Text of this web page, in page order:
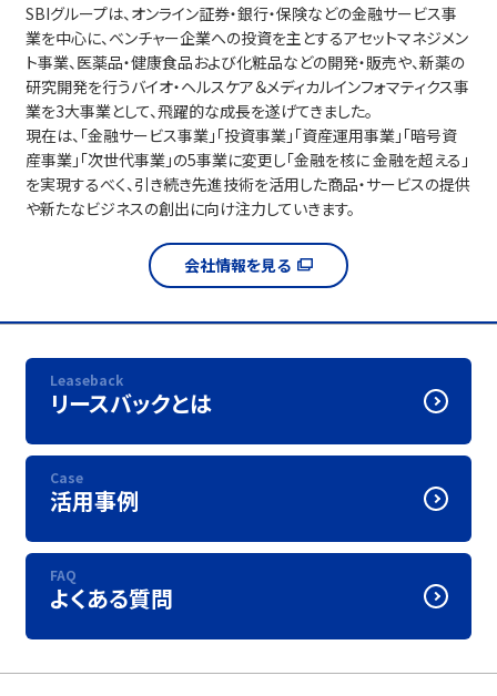
SBIグループは、オンライン証券・銀行・保険などの金融サービス事
業を中心に、ベンチャー企業への投資を主とするアセットマネジメン
ト事業、医薬品・健康食品および化粧品などの開発・販売や、新薬の
研究開発を行うバイオ・ヘルスケア＆メディカルインフォマティクス事
業を3大事業として、飛躍的な成長を遂げてきました。
現在は、「金融サービス事業」「投資事業」「資産運用事業」「暗号資
産事業」「次世代事業」の5事業に変更し「金融を核に 金融を超える」
を実現するべく、引き続き先進技術を活用した商品・サービスの提供
や新たなビジネスの創出に向け注力していきます。
会社情報を見る
Leaseback
リースバックとは
Case
活用事例
FAQ
よくある質問